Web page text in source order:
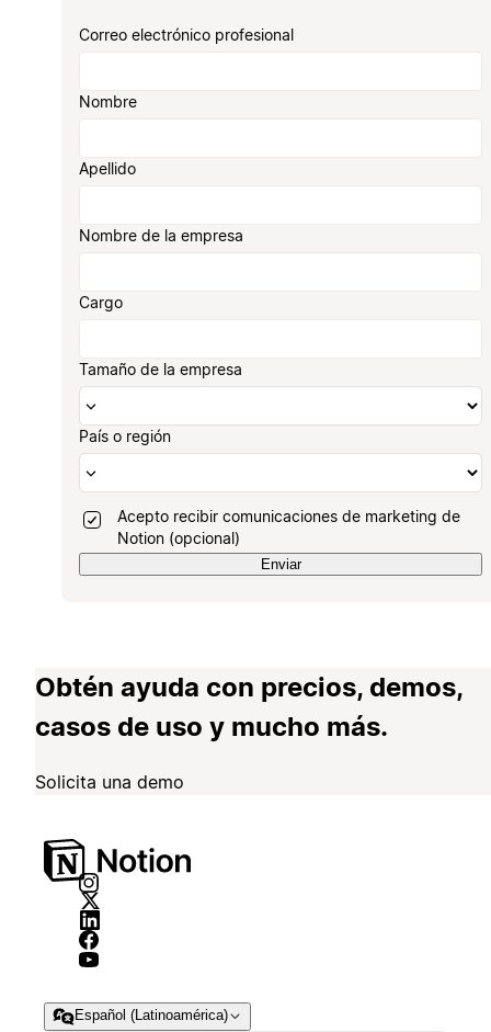
Correo electrónico profesional
Nombre
Apellido
Nombre de la empresa
Cargo
Tamaño de la empresa
País o región
Acepto recibir comunicaciones de marketing de
Notion (opcional)
Enviar
Obtén ayuda con precios, demos,
casos de uso y mucho más.
Solicita una demo
Español (Latinoamérica)